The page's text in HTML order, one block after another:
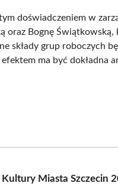
doświadczeniem w
oraz Bognę Świątkowską,
składy grup roboczych
ma być dokładna
Miasta Szczecin